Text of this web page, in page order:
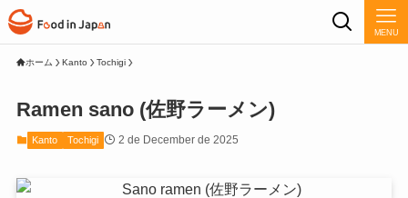
MENU
ホーム Kanto Tochigi
Ramen sano (佐野ラーメン)
Kanto Tochigi 2 de December de 2025